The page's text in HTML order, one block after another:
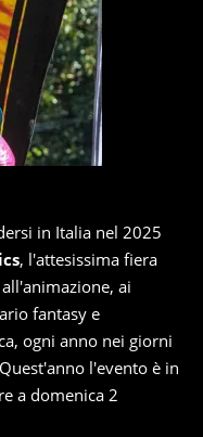
in Italia nel 2025
, l'attesissima fiera
ai
fantasy e
ogni anno nei giorni
l'evento è in
a domenica 2